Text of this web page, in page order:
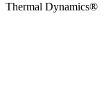
Thermal Dynamics®